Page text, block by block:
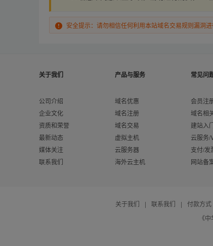
安全提示：请勿相信任何利用本站域名交易规则漏洞
关于我们
公司介绍
企业文化
资质和荣誉
最新动态
媒体关注
联系我们
产品与服务
域名优惠
域名注册
域名交易
虚拟主机
云服务器
海外云主机
常见问
会员注
域名相
建站入
云服务/
支付/发
网站备
关于我们 | 联系我们 | 付款方式
《